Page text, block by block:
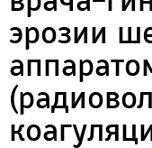
эрозии